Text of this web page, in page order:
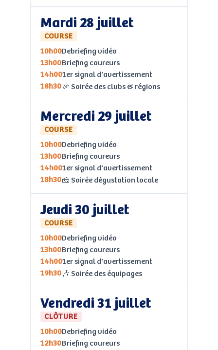
Mardi 28 juillet
COURSE
10h00Debriefing vidéo
13h00Briefing coureurs
14h001er signal d'avertissement
18h30🎉 Soirée des clubs & régions
Mercredi 29 juillet
COURSE
10h00Debriefing vidéo
13h00Briefing coureurs
14h001er signal d'avertissement
18h30🧀 Soirée dégustation locale
Jeudi 30 juillet
COURSE
10h00Debriefing vidéo
13h00Briefing coureurs
14h001er signal d'avertissement
19h30🎶 Soirée des équipages
Vendredi 31 juillet
CLÔTURE
10h00Debriefing vidéo
12h30Briefing coureurs